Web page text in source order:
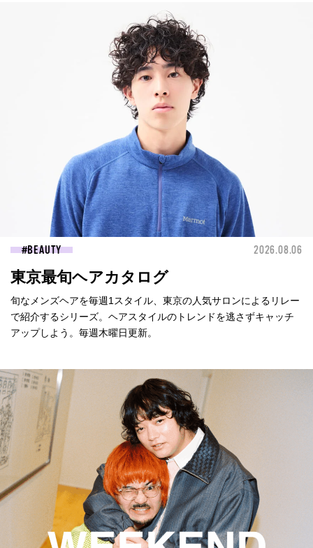
BEAUTY 2026.08.06
東京最旬ヘアカタログ
旬なメンズヘアを毎週1スタイル、東京の人気サロンによるリレー
で紹介するシリーズ。ヘアスタイルのトレンドを逃さずキャッチ
アップしよう。毎週木曜日更新。